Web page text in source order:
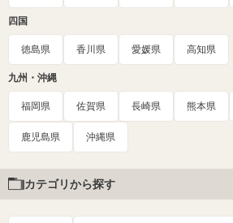
四国
徳島県 香川県 愛媛県 高知県
九州・沖縄
福岡県 佐賀県 長崎県 熊本県
鹿児島県 沖縄県
カテゴリから探す